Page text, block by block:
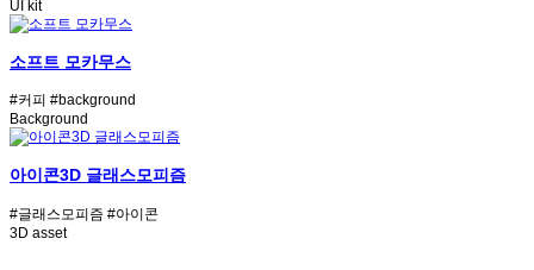
UI kit
소프트 모카무스
#커피 #background
Background
아이콘3D 글래스모피즘
#글래스모피즘 #아이콘
3D asset